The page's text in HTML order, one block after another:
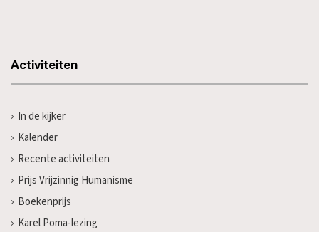
Activiteiten
In de kijker
Kalender
Recente activiteiten
Prijs Vrijzinnig Humanisme
Boekenprijs
Karel Poma-lezing